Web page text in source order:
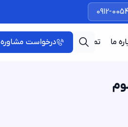
0912-
ما تماس با ما درخواست مشاوره